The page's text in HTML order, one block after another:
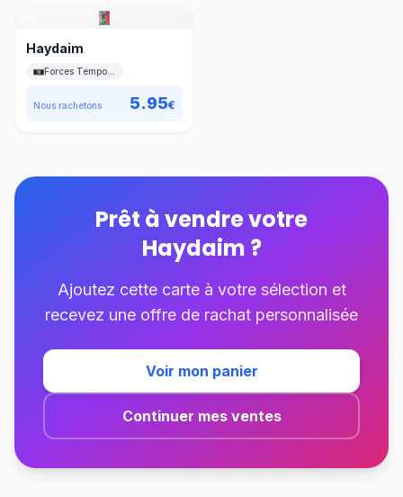
Haydaim
Nous rachetons 5.95€
Prêt à vendre votre
Haydaim ?
Ajoutez cette carte à votre sélection et
recevez une offre de rachat personnalisée
Voir mon panier
Continuer mes ventes